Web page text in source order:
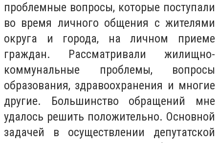
проблемные вопросы, которые поступали
во время личного общения с жителями
округа и города, на личном приеме
граждан. Рассматривали жилищно-
коммунальные проблемы, вопросы
образования, здравоохранения и многие
другие. Большинство обращений мне
удалось решить положительно. Основной
задачей в осуществлении депутатской